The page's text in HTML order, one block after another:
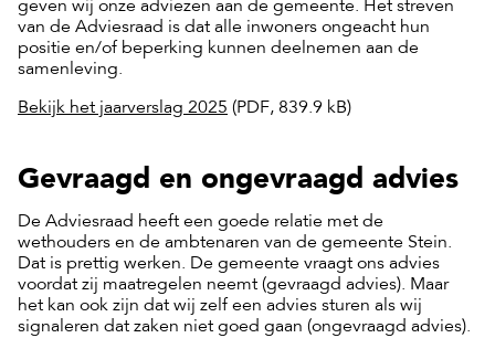
geven wij onze adviezen aan de gemeente. Het streven
van de Adviesraad is dat alle inwoners ongeacht hun
positie en/of beperking kunnen deelnemen aan de
samenleving.
Bekijk het jaarverslag 2025 (PDF, 839.9 kB)
Gevraagd en ongevraagd advies
De Adviesraad heeft een goede relatie met de
wethouders en de ambtenaren van de gemeente Stein.
Dat is prettig werken. De gemeente vraagt ons advies
voordat zij maatregelen neemt (gevraagd advies). Maar
het kan ook zijn dat wij zelf een advies sturen als wij
signaleren dat zaken niet goed gaan (ongevraagd advies).